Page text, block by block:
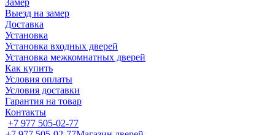
Замер
Выезд на замер
Доставка
Установка
Установка входных дверей
Установка межкомнатных дверей
Как купить
Условия оплаты
Условия доставки
Гарантия на товар
Контакты
+7 977 505-02-77